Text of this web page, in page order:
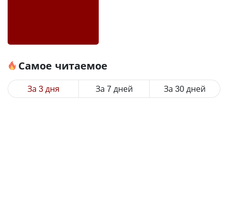
Самое читаемое
За 3 дня За 7 дней За 30 дней